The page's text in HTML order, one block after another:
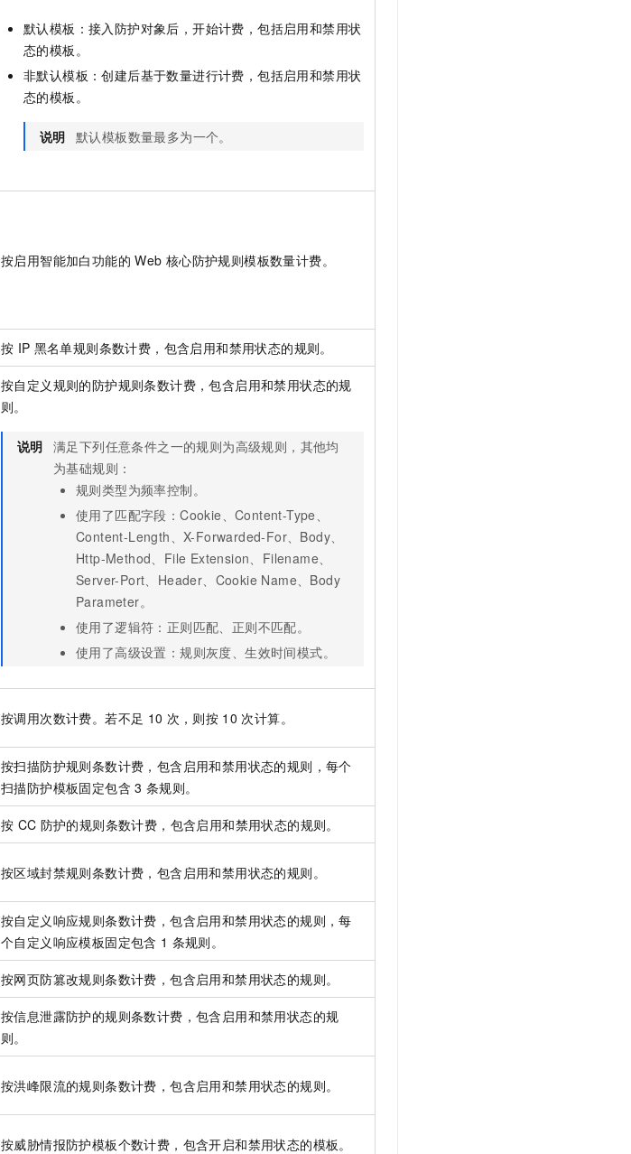
默认模板：接入防护对象后，开始计费，包括启用和禁用状
态的模板。
非默认模板：创建后基于数量进行计费，包括启用和禁用状
态的模板。
说明 默认模板数量最多为一个。
按启用智能加白功能的 Web 核心防护规则模板数量计费。
按 IP 黑名单规则条数计费，包含启用和禁用状态的规则。
按自定义规则的防护规则条数计费，包含启用和禁用状态的规
则。
说明 满足下列任意条件之一的规则为高级规则，其他均
为基础规则：
规则类型为频率控制。
使用了匹配字段：Cookie、Content-Type、
Content-Length、X-Forwarded-For、Body、
Http-Method、File Extension、Filename、
Server-Port、Header、Cookie Name、Body
Parameter。
使用了逻辑符：正则匹配、正则不匹配。
使用了高级设置：规则灰度、生效时间模式。
按调用次数计费。若不足 10 次，则按 10 次计算。
按扫描防护规则条数计费，包含启用和禁用状态的规则，每个
扫描防护模板固定包含 3 条规则。
按 CC 防护的规则条数计费，包含启用和禁用状态的规则。
按区域封禁规则条数计费，包含启用和禁用状态的规则。
按自定义响应规则条数计费，包含启用和禁用状态的规则，每
个自定义响应模板固定包含 1 条规则。
按网页防篡改规则条数计费，包含启用和禁用状态的规则。
按信息泄露防护的规则条数计费，包含启用和禁用状态的规
则。
按洪峰限流的规则条数计费，包含启用和禁用状态的规则。
按威胁情报防护模板个数计费，包含开启和禁用状态的模板。